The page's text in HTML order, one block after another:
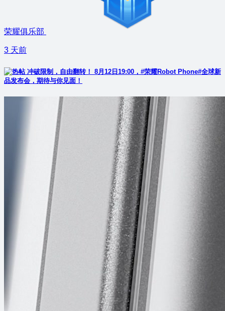
荣耀俱乐部
3 天前
冲破限制，自由翻转！ 8月12日19:00，#荣耀Robot Phone#全球新
品发布会，期待与你见面！